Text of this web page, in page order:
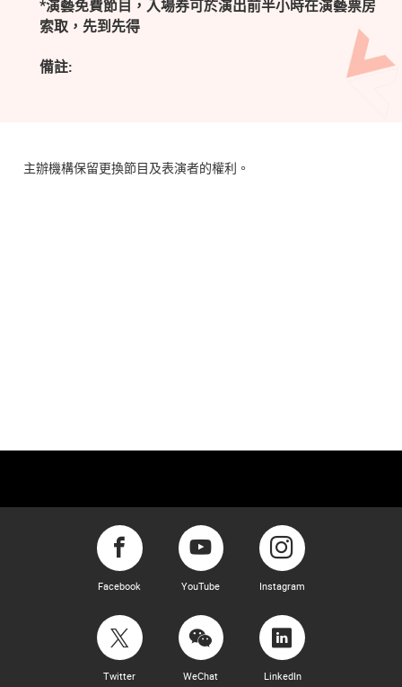
*演藝免費節目，入場券可於演出前半小時在演藝票房
索取，先到先得
備註:
主辦機構保留更換節目及表演者的權利。
Facebook YouTube Instagram
Twitter WeChat LinkedIn